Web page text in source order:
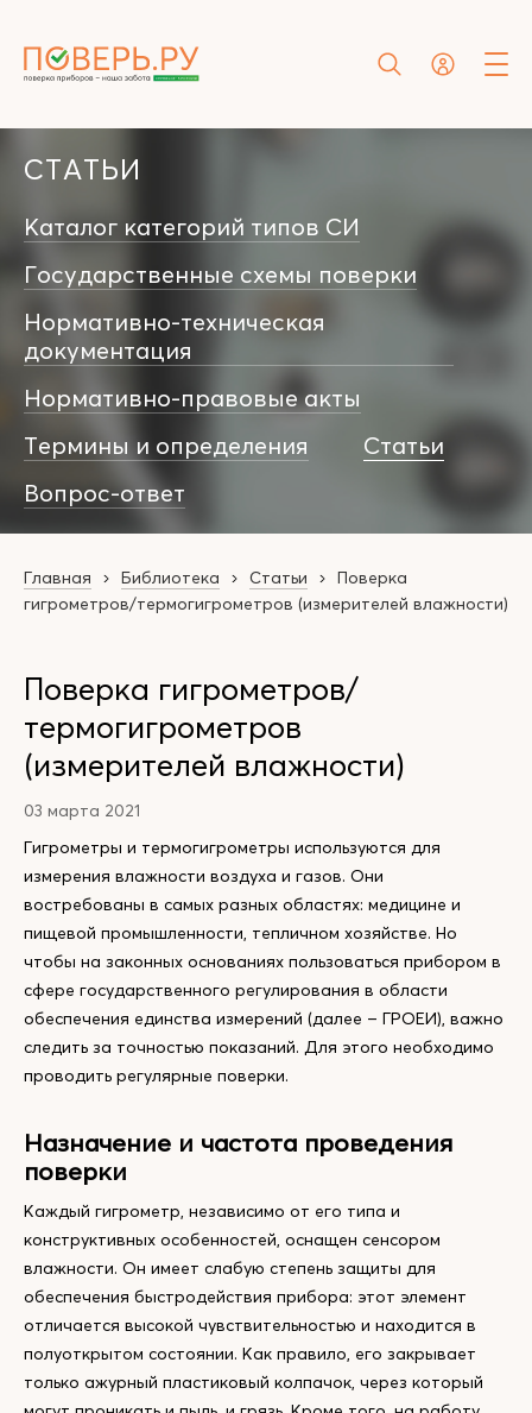
СТАТЬИ
Каталог категорий типов СИ
Государственные схемы поверки
Нормативно-техническая
документация
Нормативно-правовые акты
Термины и определения
Статьи
Вопрос-ответ
Главная Библиотека Статьи
Поверка
гигрометров/термогигрометров (измерителей влажности)
Поверка гигрометров/
термогигрометров
(измерителей влажности)
03 марта 2021
Гигрометры и термогигрометры используются для
измерения влажности воздуха и газов. Они
востребованы в самых разных областях: медицине и
пищевой промышленности, тепличном хозяйстве. Но
чтобы на законных основаниях пользоваться прибором в
сфере государственного регулирования в области
обеспечения единства измерений (далее – ГРОЕИ), важно
следить за точностью показаний. Для этого необходимо
проводить регулярные поверки.
Назначение и частота проведения
поверки
Каждый гигрометр, независимо от его типа и
конструктивных особенностей, оснащен сенсором
влажности. Он имеет слабую степень защиты для
обеспечения быстродействия прибора: этот элемент
отличается высокой чувствительностью и находится в
полуоткрытом состоянии. Как правило, его закрывает
только ажурный пластиковый колпачок, через который